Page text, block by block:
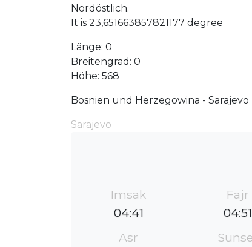
Nordöstlich.
It is 23,651663857821177 degree
Länge: 0
Breitengrad: 0
Höhe: 568
Bosnien und Herzegowina - Sarajevo
Sarajevo
Imsak
04:41
Fajr
04:51
Asr